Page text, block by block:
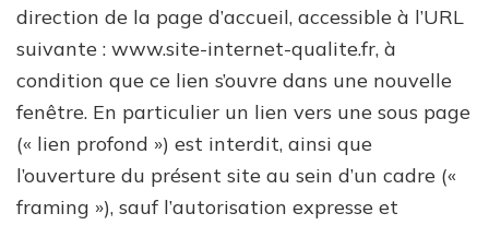
direction de la page d’accueil, accessible à l’URL
suivante : www.site-internet-qualite.fr, à
condition que ce lien s’ouvre dans une nouvelle
fenêtre. En particulier un lien vers une sous page
(« lien profond ») est interdit, ainsi que
l’ouverture du présent site au sein d’un cadre («
framing »), sauf l’autorisation expresse et